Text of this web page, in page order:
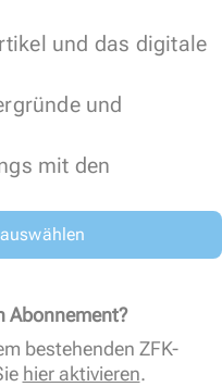
und das digitale
und
mit den
Abonnement?
bestehenden ZFK-
hier aktivieren.